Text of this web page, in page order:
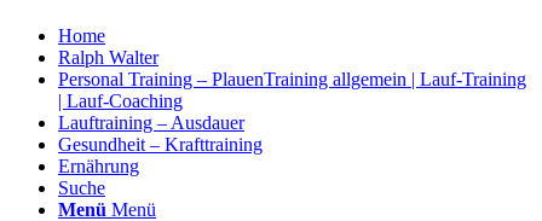
Home
Ralph Walter
Personal Training – PlauenTraining allgemein | Lauf-Training
| Lauf-Coaching
Lauftraining – Ausdauer
Gesundheit – Krafttraining
Ernährung
Suche
Menü Menü